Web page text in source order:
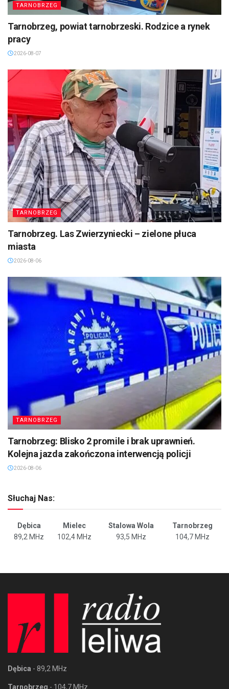
TARNOBRZEG
Tarnobrzeg, powiat tarnobrzeski. Rodzice a rynek
pracy
2026-08-07
TARNOBRZEG
Tarnobrzeg. Las Zwierzyniecki – zielone płuca
miasta
2026-08-06
TARNOBRZEG
Tarnobrzeg: Blisko 2 promile i brak uprawnień.
Kolejna jazda zakończona interwencją policji
2026-08-06
Słuchaj Nas:
Dębica Mielec Stalowa Wola
Tarnobrzeg
89,2 MHz
102,4 MHz 93,5 MHz 104,7 MHz
Dębica - 89,2 MHz
Tarnobrzeg - 104,7 MHz